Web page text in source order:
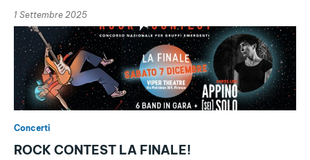
1 Settembre 2025
Concerti
ROCK CONTEST LA FINALE!